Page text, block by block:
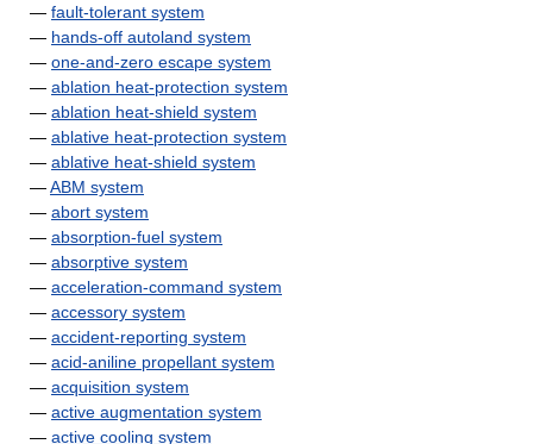
— fault-tolerant system
— hands-off autoland system
— one-and-zero escape system
— ablation heat-protection system
— ablation heat-shield system
— ablative heat-protection system
— ablative heat-shield system
—ABM system
— abort system
— absorption-fuel system
— absorptive system
— acceleration-command system
— accessory system
— accident-reporting system
— acid-aniline propellant system
— acquisition system
— active augmentation system
— active cooling system